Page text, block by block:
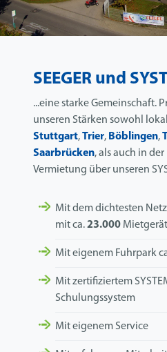
SEEGER und
...eine starke Gemeinschaft.
unseren Stärken sowohl
Stuttgart,Trier, Böblingen,
Saarbrücken, als auch in
Vermietung über unseren
Mit dem dichtesten
mit ca.23.000
Mit eigenem Fuhrpark
Mit zertifiziertem
Schulungssystem
Mit eigenem Service